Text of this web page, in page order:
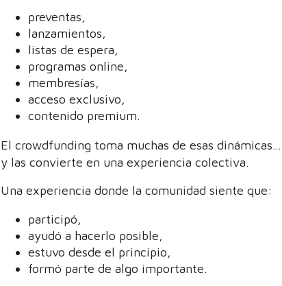
preventas,
lanzamientos,
listas de espera,
programas online,
membresías,
acceso exclusivo,
contenido premium.
El crowdfunding toma muchas de esas dinámicas…
y las convierte en una experiencia colectiva.
Una experiencia donde la comunidad siente que:
participó,
ayudó a hacerlo posible,
estuvo desde el principio,
formó parte de algo importante.